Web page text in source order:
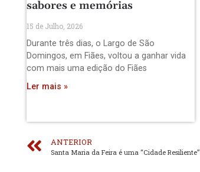
sabores e memórias
15 de Julho, 2026
Durante três dias, o Largo de São
Domingos, em Fiães, voltou a ganhar vida
com mais uma edição do Fiães
Ler mais »
ANTERIOR
Santa Maria da Feira é uma “Cidade Resiliente”